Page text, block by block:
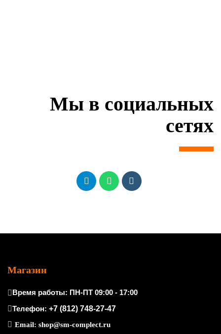
Мы в социальных
сетях
Магазин
Время работы: ПН-ПТ 09:00 - 17:00
Телефон: +7 (812) 748-27-47
Email: shop@sm-complect.ru